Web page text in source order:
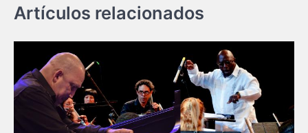
Artículos relacionados